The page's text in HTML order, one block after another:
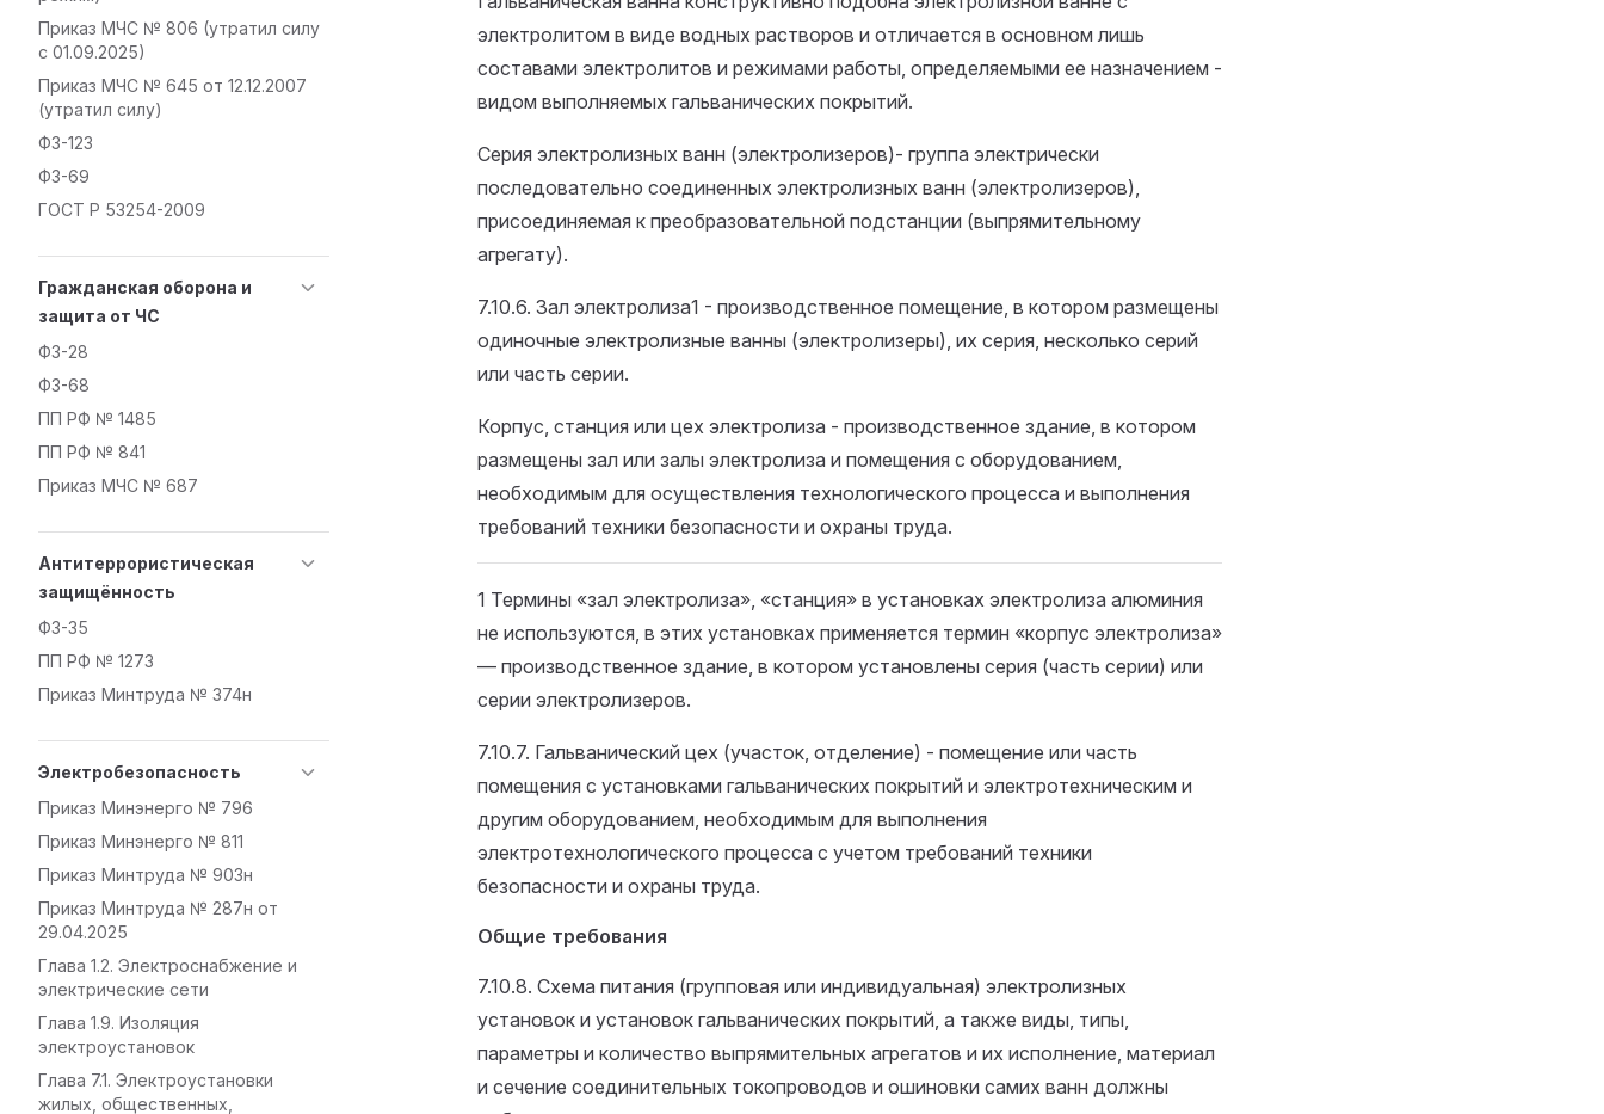
Приказ МЧС № 806 (утратил силу
с 01.09.2025)
Приказ МЧС № 645 от 12.12.2007
(утратил силу)
ФЗ-123
ФЗ-69
ГОСТ Р 53254-2009
Гражданская оборона и
защита от ЧС
ФЗ-28
ФЗ-68
ПП РФ № 1485
ПП РФ № 841
Приказ МЧС № 687
Антитеррористическая
защищённость
ФЗ-35
ПП РФ № 1273
Приказ Минтруда № 374н
Электробезопасность
Приказ Минэнерго № 796
Приказ Минэнерго № 811
Приказ Минтруда № 903н
Приказ Минтруда № 287н от
29.04.2025
Глава 1.2. Электроснабжение и
электрические сети
Глава 1.9. Изоляция
электроустановок
Глава 7.1. Электроустановки
жилых, общественных,
электролитом в виде водных растворов и отличается в основном лишь
составами электролитов и режимами работы, определяемыми ее назначением -
видом выполняемых гальванических покрытий.
Серия электролизных ванн (электролизеров)- группа электрически
последовательно соединенных электролизных ванн (электролизеров),
присоединяемая к преобразовательной подстанции (выпрямительному
агрегату).
7.10.6. Зал электролиза1 - производственное помещение, в котором размещены
одиночные электролизные ванны (электролизеры), их серия, несколько серий
или часть серии.
Корпус, станция или цех электролиза - производственное здание, в котором
размещены зал или залы электролиза и помещения с оборудованием,
необходимым для осуществления технологического процесса и выполнения
требований техники безопасности и охраны труда.
1 Термины «зал электролиза», «станция» в установках электролиза алюминия
не используются, в этих установках применяется термин «корпус электролиза»
— производственное здание, в котором установлены серия (часть серии) или
серии электролизеров.
7.10.7. Гальванический цех (участок, отделение) - помещение или часть
помещения с установками гальванических покрытий и электротехническим и
другим оборудованием, необходимым для выполнения
электротехнологического процесса с учетом требований техники
безопасности и охраны труда.
Общие требования
7.10.8. Схема питания (групповая или индивидуальная) электролизных
установок и установок гальванических покрытий, а также виды, типы,
параметры и количество выпрямительных агрегатов и их исполнение, материал
и сечение соединительных токопроводов и ошиновки самих ванн должны